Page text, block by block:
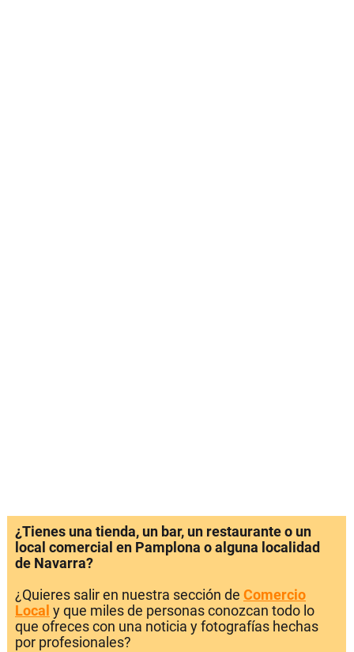
¿Tienes una tienda, un bar, un restaurante o un
local comercial en Pamplona o alguna localidad
de Navarra?
¿Quieres salir en nuestra sección de Comercio
Local y que miles de personas conozcan todo lo
que ofreces con una noticia y fotografías hechas
por profesionales?